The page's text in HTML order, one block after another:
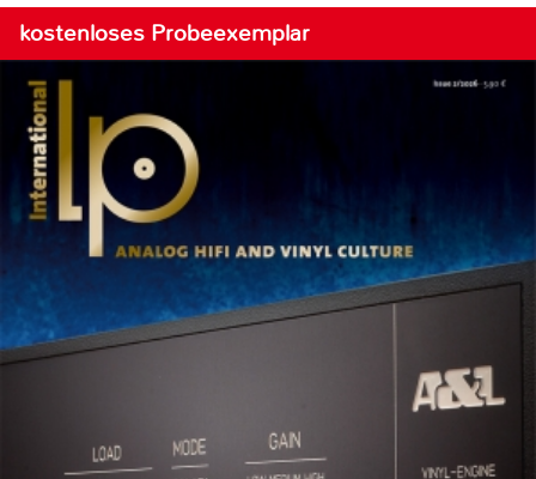
kostenloses Probeexemplar